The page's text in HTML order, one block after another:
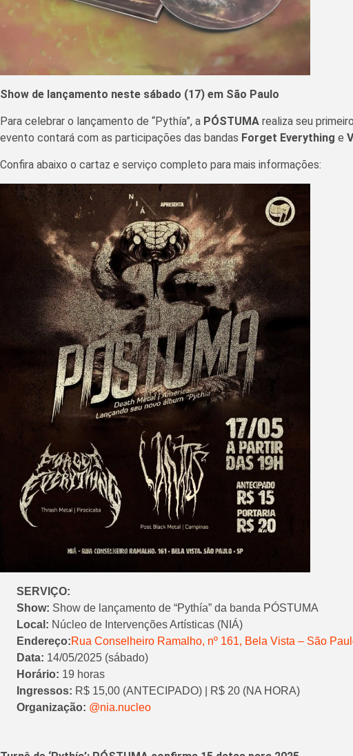
Show de lançamento neste sábado (17) em São Paulo
Para celebrar o lançamento de “Pythía”, a PÓSTUMA realiza seu
evento contará com as participações das bandas Forget Everything e
Confira abaixo o cartaz e serviço completo para mais informações:
SERVIÇO:
Show: Show de lançamento de “Pythía” da banda PÓSTUMA
Local: Núcleo de Intervenções Artísticas (NIÁ)
Endereço:Rua Conselheiro Ramalho, nº 161, Bela Vista – São
Data: 14/05/2025 (sábado)
Horário: 19 horas
Ingressos: R$ 15,00 (ANTECIPADO) | R$ 20 (NA HORA)
Organização: @nia.nucleo